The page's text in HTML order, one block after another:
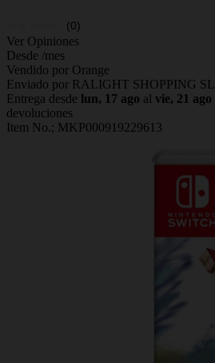
(0)
Ver Opiniones
Desde /mes
Vendido por Orange
Enviado por RALIGHT SHOPPING SL
Entrega desde lun, 17 ago al vie, 21 ago
devoluciones
Item No.; MKP000919229613